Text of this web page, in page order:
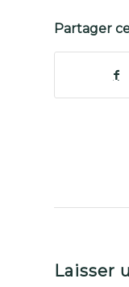
Partager
Laisser